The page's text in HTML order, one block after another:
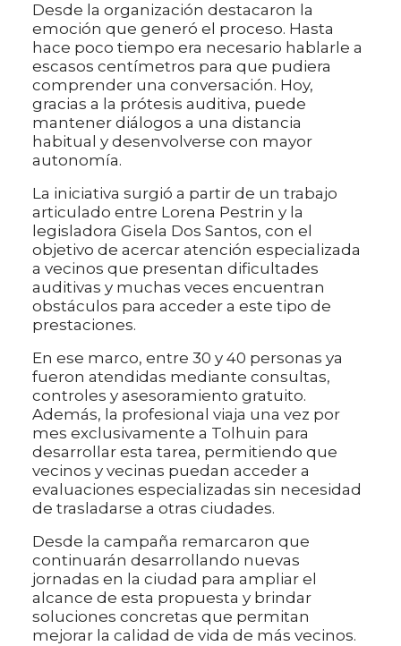
Desde la organización destacaron la
emoción que generó el proceso. Hasta
hace poco tiempo era necesario hablarle a
escasos centímetros para que pudiera
comprender una conversación. Hoy,
gracias a la prótesis auditiva, puede
mantener diálogos a una distancia
habitual y desenvolverse con mayor
autonomía.
La iniciativa surgió a partir de un trabajo
articulado entre Lorena Pestrin y la
legisladora Gisela Dos Santos, con el
objetivo de acercar atención especializada
a vecinos que presentan dificultades
auditivas y muchas veces encuentran
obstáculos para acceder a este tipo de
prestaciones.
En ese marco, entre 30 y 40 personas ya
fueron atendidas mediante consultas,
controles y asesoramiento gratuito.
Además, la profesional viaja una vez por
mes exclusivamente a Tolhuin para
desarrollar esta tarea, permitiendo que
vecinos y vecinas puedan acceder a
evaluaciones especializadas sin necesidad
de trasladarse a otras ciudades.
Desde la campaña remarcaron que
continuarán desarrollando nuevas
jornadas en la ciudad para ampliar el
alcance de esta propuesta y brindar
soluciones concretas que permitan
mejorar la calidad de vida de más vecinos.